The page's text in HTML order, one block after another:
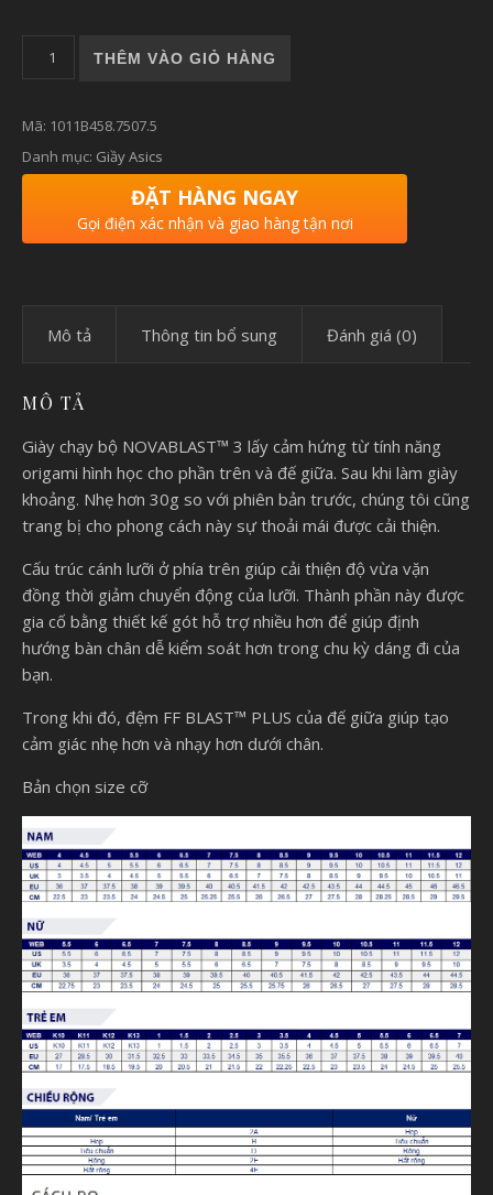
Giày chạy bộ nam Asics NOVABLAST 3 số lượng
THÊM VÀO GIỎ HÀNG
Mã: 1011B458.7507.5
Danh mục: Giầy Asics
ĐẶT HÀNG NGAY
Gọi điện xác nhận và giao hàng tận nơi
Mô tả Thông tin bổ sung Đánh giá (0)
MÔ TẢ
Giày chạy bộ NOVABLAST™ 3 lấy cảm hứng từ tính năng
origami hình học cho phần trên và đế giữa. Sau khi làm giày
khoảng. Nhẹ hơn 30g so với phiên bản trước, chúng tôi cũng
trang bị cho phong cách này sự thoải mái được cải thiện.
Cấu trúc cánh lưỡi ở phía trên giúp cải thiện độ vừa vặn
đồng thời giảm chuyển động của lưỡi. Thành phần này được
gia cố bằng thiết kế gót hỗ trợ nhiều hơn để giúp định
hướng bàn chân dễ kiểm soát hơn trong chu kỳ dáng đi của
bạn.
Trong khi đó, đệm FF BLAST™ PLUS của đế giữa giúp tạo
cảm giác nhẹ hơn và nhạy hơn dưới chân.
Bản chọn size cỡ